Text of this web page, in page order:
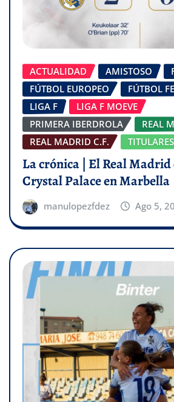
ACTUALIDAD AMISTOSO
FÚTBOL EUROPEO
FÚTBOL
LIGA F
LIGA F MOEVE
PRIMERA IBERDROLA
REAL
REAL MADRID C.F.
La crónica | El Real
Crystal Palace en Marbella
manulopezfdez Ago 5,